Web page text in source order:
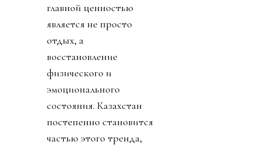
главной ценностью
является не просто
отдых, а
восстановление
физического и
эмоционального
состояния. Казахстан
постепенно становится
частью этого тренда,